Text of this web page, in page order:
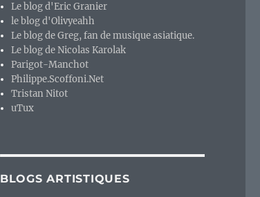
Le blog d'Eric Granier
le blog d'Olivyeahh
Le blog de Greg, fan de musique asiatique.
Le blog de Nicolas Karolak
Parigot-Manchot
Philippe.Scoffoni.Net
Tristan Nitot
uTux
BLOGS ARTISTIQUES